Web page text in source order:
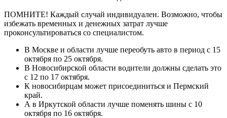
ПОМНИТЕ! Каждый случай индивидуален. Возможно, чтобы
избежать временных и денежных затрат лучше
проконсультироваться со специалистом.
В Москве и области лучше переобуть авто в период с 15
октября по 25 октября.
В Новосибирской области водители должны сделать это
с 12 по 17 октября.
К новосибирцам может присоединиться и Пермский
край.
А в Иркутской области лучше поменять шины с 10
октября по 16 октября.